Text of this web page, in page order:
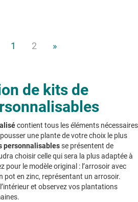
1 2 »
de kits de
contient tous les éléments nécessaires
une plante de votre choix le plus
personnalisablesse présentent de
choisir celle qui sera la plus adaptée à
pour le modèle original : l’arrosoir avec
pot en zinc, représentant un arrosoir.
et observez vos plantations